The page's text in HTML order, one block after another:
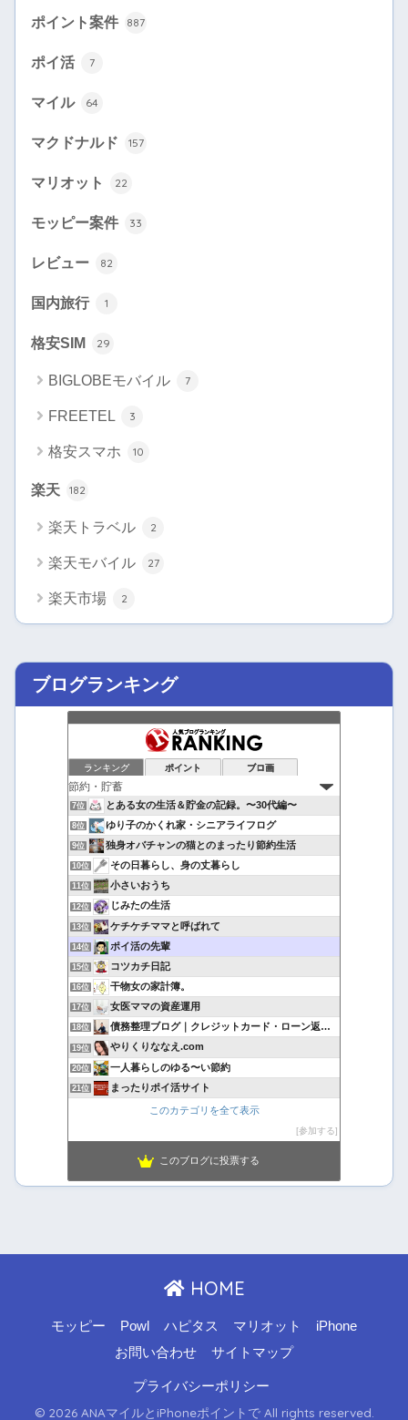
ポイント案件 887
ポイ活 7
マイル 64
マクドナルド 157
マリオット 22
モッピー案件 33
レビュー 82
国内旅行 1
格安SIM 29
BIGLOBEモバイル 7
FREETEL 3
格安スマホ 10
楽天 182
楽天トラベル 2
楽天モバイル 27
楽天市場 2
ブログランキング
ランキング ポイント ブロ画
7位 とある女の生活＆貯金の記録。〜30代編〜
8位 ゆり子のかくれ家・シニアライフログ
9位 独身オバチャンの猫とのまったり節約生活
10位 その日暮らし、身の丈暮らし
11位 小さいおうち
12位 じみたの生活
13位 ケチケチママと呼ばれて
14位 ポイ活の先輩
15位 コツカチ日記
16位 干物女の家計簿。
17位 女医ママの資産運用
18位 債務整理ブログ｜クレジットカード・ローン返済で悩んでいる方へ
19位 やりくりななえ.com
20位 一人暮らしのゆる〜い節約
21位 まったりポイ活サイト
このカテゴリを全て表示
参加する
このブログに投票する
HOME
モッピー Powl ハピタス マリオット
iPhone
お問い合わせ
サイトマップ
プライバシーポリシー
© 2026 ANAマイルとiPhoneポイントで All rights reserved.